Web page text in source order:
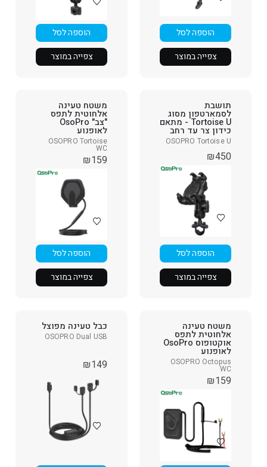
הוספה לסל
צפייה במוצר
הוספה לסל
צפייה במוצר
תושבת
לסמארטפון מסוג
Tortoise U - מתאם
כידון צר עד רחב
OSOPRO Tortoise U
₪450
הוספה לסל
צפייה במוצר
משטח טעינה
אלחוטית לתפס
"צב" OsoPro
לאופנוע
OSOPRO Tortoise
WC
₪159
הוספה לסל
צפייה במוצר
משטח טעינה
אלחוטית לתפס
אוקטופוס OsoPro
לאופנוע
OSOPRO Octopus
WC
₪159
כבל טעינה מפוצל
OSOPRO Dual USB
₪149